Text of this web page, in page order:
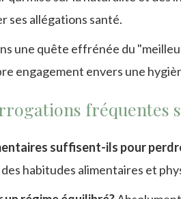
ses allégations santé.
une quête effrénée du
engagement envers une
fréquentes
suffisent-ils pour
des habitudes alimentaires et